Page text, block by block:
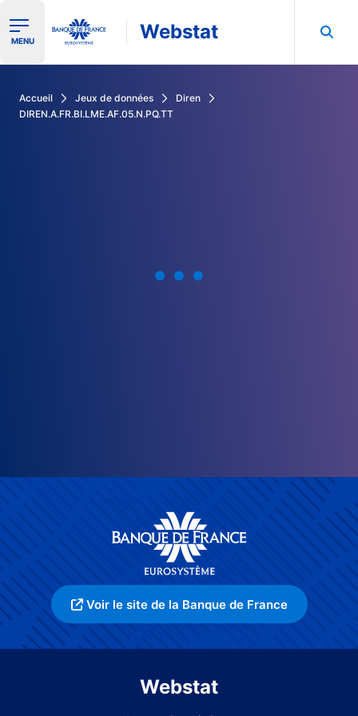
Ouvrir le menu de navigation
MENU Webstat
Accueil Jeux de données
Diren
DIREN.A.FR.BI.LME.AF.05.N.PQ.TT
Voir le site de la Banque de France
Webstat